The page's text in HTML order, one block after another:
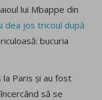
lui Mbappe din
dea jos tricoul după
bucuria
Paris și au fost
să se